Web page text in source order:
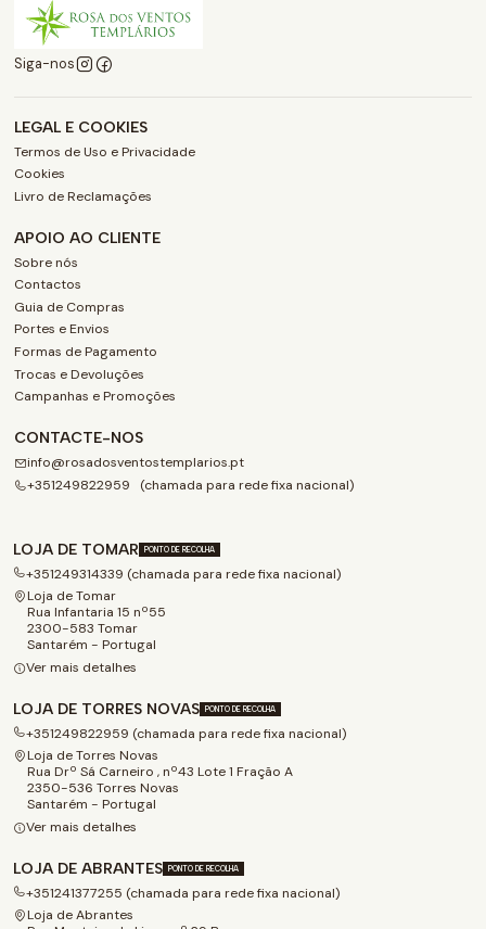
Siga-nos
LEGAL E COOKIES
Termos de Uso e Privacidade
Cookies
Livro de Reclamações
APOIO AO CLIENTE
Sobre nós
Contactos
Guia de Compras
Portes e Envios
Formas de Pagamento
Trocas e Devoluções
Campanhas e Promoções
CONTACTE-NOS
info@rosadosventostemplarios.pt
+351249822959 (chamada para rede fixa nacional)
LOJA DE TOMAR PONTO DE RECOLHA
+351249314339 (chamada para rede fixa nacional)
Loja de Tomar
Rua Infantaria 15 nº55
2300-583 Tomar
Santarém - Portugal
Ver mais detalhes
LOJA DE TORRES NOVAS PONTO DE RECOLHA
+351249822959 (chamada para rede fixa nacional)
Loja de Torres Novas
Rua Drº Sá Carneiro , nº43 Lote 1 Fração A
2350-536 Torres Novas
Santarém - Portugal
Ver mais detalhes
LOJA DE ABRANTES PONTO DE RECOLHA
+351241377255 (chamada para rede fixa nacional)
Loja de Abrantes